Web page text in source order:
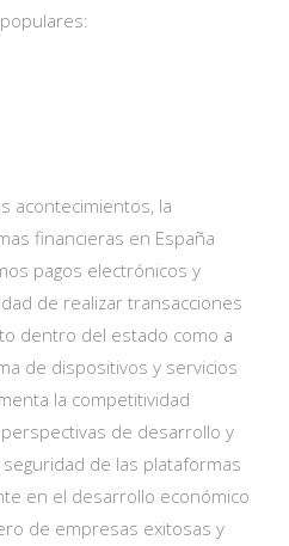
acontecimientos, la
financieras en España
pagos electrónicos y
de realizar transacciones
dentro del estado como a
de dispositivos y servicios
la competitividad
de desarrollo y
de las plataformas
en el desarrollo económico
de empresas exitosas y